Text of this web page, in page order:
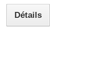
Détails